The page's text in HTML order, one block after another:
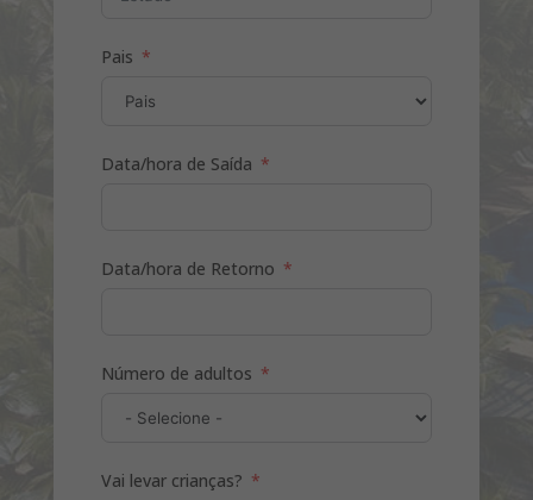
Pais
Data/hora de Saída
Data/hora de Retorno
Número de adultos
Vai levar crianças?